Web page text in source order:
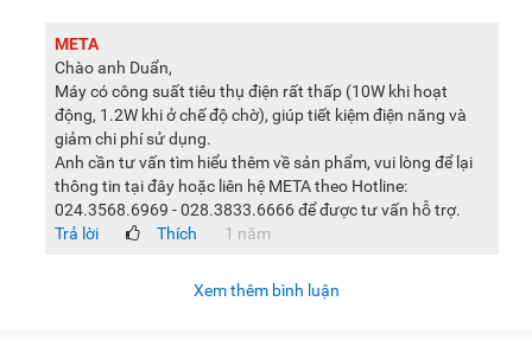
META
Chào anh Duẩn,
Máy có công suất tiêu thụ điện rất thấp (10W khi hoạt
động, 1.2W khi ở chế độ chờ), giúp tiết kiệm điện năng và
giảm chi phí sử dụng.
Anh cần tư vấn tìm hiểu thêm về sản phẩm, vui lòng để lại
thông tin tại đây hoặc liên hệ META theo Hotline:
024.3568.6969 - 028.3833.6666 để được tư vấn hỗ trợ.
Trả lời
Thích 1 năm
Xem thêm bình luận